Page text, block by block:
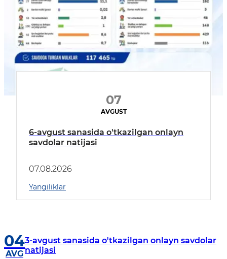
07
AVGUST
6-avgust sanasida o'tkazilgan onlayn
savdolar natijasi
07.08.2026
Yangiliklar
04
AVG
3-avgust sanasida o'tkazilgan onlayn savdolar
natijasi